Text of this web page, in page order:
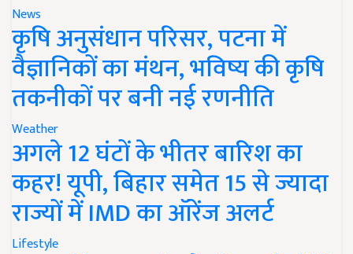
News
कृषि अनुसंधान परिसर, पटना में
वैज्ञानिकों का मंथन, भविष्य की कृषि
तकनीकों पर बनी नई रणनीति
Weather
अगले 12 घंटों के भीतर बारिश का
कहर! यूपी, बिहार समेत 15 से ज्यादा
राज्यों में IMD का ऑरेंज अलर्ट
Lifestyle